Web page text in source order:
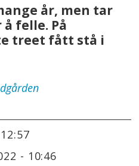
år, men tar
felle. På
treet fått stå i
- 10:46